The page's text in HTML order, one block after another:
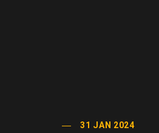
31 JAN 2024